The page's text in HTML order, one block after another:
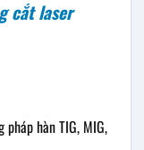
cắt laser
hàn TIG, MIG,